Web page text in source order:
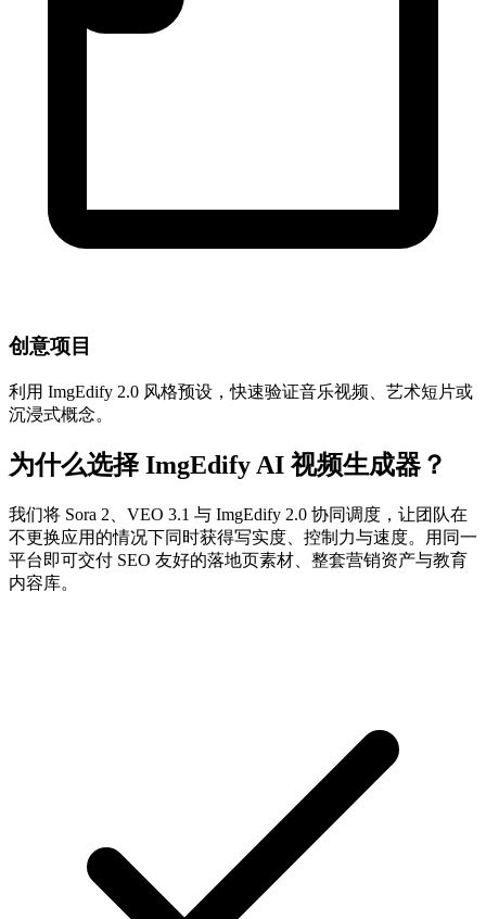
创意项目
利用 ImgEdify 2.0 风格预设，快速验证音乐视频、艺术短片或
沉浸式概念。
为什么选择 ImgEdify AI 视频生成器？
我们将 Sora 2、VEO 3.1 与 ImgEdify 2.0 协同调度，让团队在
不更换应用的情况下同时获得写实度、控制力与速度。用同一
平台即可交付 SEO 友好的落地页素材、整套营销资产与教育
内容库。